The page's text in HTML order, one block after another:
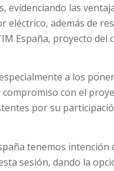
evidenciando las
eléctrico, además de
España, proyecto del
a los
con el
por su
tenemos intención
sesión, dando la